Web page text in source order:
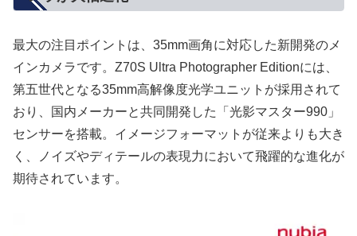
最大の注目ポイントは、35mm画角に対応した新開発のメ
インカメラです。Z70S Ultra Photographer Editionには、
第五世代となる35mm高解像度光学ユニットが採用されて
おり、国内メーカーと共同開発した「光影マスター990」
センサーを搭載。イメージフォーマットが従来よりも大き
く、ノイズやディテールの表現力において飛躍的な進化が
期待されています。